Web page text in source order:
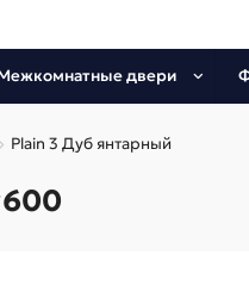
двери
Plain 3 Дуб янтарный